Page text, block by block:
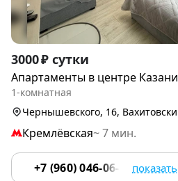
Item
1
of
9
3000 ₽ сутки
Апартаменты в центре Казани
1-комнатная
Кремлёвская~ 7 мин.
+7 (960) 046-06-18 показать